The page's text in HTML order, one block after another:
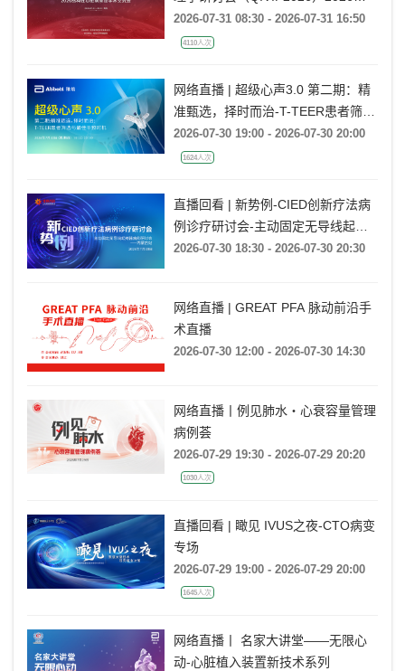
构性心脏病青岛学术交流会
2026-07-31 08:30 - 2026-07-31 16:50
4110人次
网络直播 | 超级心声3.0 第二期：精
准甄选，择时而治-T-TEER患者筛选
与最佳干预时机
2026-07-30 19:00 - 2026-07-30 20:00
1624人次
直播回看 | 新势例-CIED创新疗法病
例诊疗研讨会-主动固定无导线起搏
器病例研讨会——内蒙古站
2026-07-30 18:30 - 2026-07-30 20:30
网络直播 | GREAT PFA 脉动前沿手
术直播
2026-07-30 12:00 - 2026-07-30 14:30
网络直播丨例见肺水・心衰容量管理
病例荟
2026-07-29 19:30 - 2026-07-29 20:20
1030人次
直播回看 | 瞰见 IVUS之夜-CTO病变
专场
2026-07-29 19:00 - 2026-07-29 20:00
1645人次
网络直播丨 名家大讲堂——无限心
动-心脏植入装置新技术系列